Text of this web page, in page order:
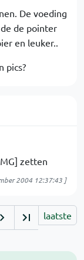
De voeding
de pointer
en leuker..
pics?
zetten
2004 12:37:43 ]
laatste